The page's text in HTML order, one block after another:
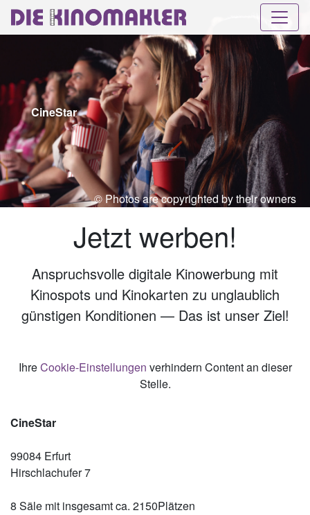
CineStar
© Photos are copyrighted by their owners
Jetzt werben!
Anspruchsvolle digitale Kinowerbung mit
Kinospots und Kinokarten zu unglaublich
günstigen Konditionen — Das ist unser Ziel!
IhreCookie-Einstellungen verhindern Content an dieser
Stelle.
CineStar
99084 Erfurt
Hirschlachufer 7
8 Säle mit insgesamt ca. 2150Plätzen